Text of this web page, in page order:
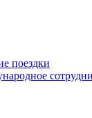
поездки